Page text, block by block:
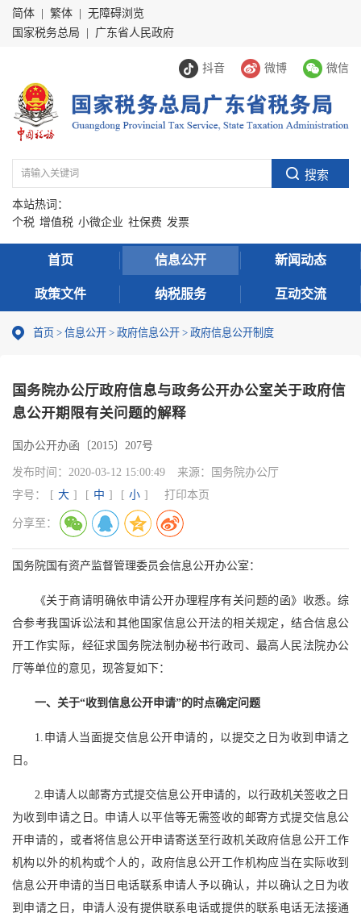
简体 繁体
无障碍浏览
国家税务总局
广东省人民政府
抖音 微博 微信
本站热词：
个税 增值税 小微企业 社保费 发票
首页 信息公开 新闻动态
政策文件 纳税服务 互动交流
首页 > 信息公开 > 政府信息公开 > 政府信息公开制度
国务院办公厅政府信息与政务公开办公室关于政府信
息公开期限有关问题的解释
国办公开办函〔2015〕207号
发布时间： 2020-03-12 15:00:49 来源：
国务院办公厅
字号：
[ 大 ] [ 中 ] [ 小 ] 打印本页
分享至：
国务院国有资产监督管理委员会信息公开办公室：
《关于商请明确依申请公开办理程序有关问题的函》收悉。综
合参考我国诉讼法和其他国家信息公开法的相关规定，结合信息公
开工作实际，经征求国务院法制办秘书行政司、最高人民法院办公
厅等单位的意见，现答复如下：
一、关于“收到信息公开申请”的时点确定问题
1.申请人当面提交信息公开申请的，以提交之日为收到申请之
日。
2.申请人以邮寄方式提交信息公开申请的，以行政机关签收之日
为收到申请之日。申请人以平信等无需签收的邮寄方式提交信息公
开申请的，或者将信息公开申请寄送至行政机关政府信息公开工作
机构以外的机构或个人的，政府信息公开工作机构应当在实际收到
信息公开申请的当日电话联系申请人予以确认，并以确认之日为收
到申请之日，申请人没有提供联系电话或提供的联系电话无法接通